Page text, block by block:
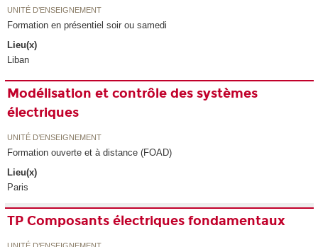
UNITÉ D’ENSEIGNEMENT
Formation en présentiel soir ou samedi
Lieu(x)
Liban
Modélisation et contrôle des systèmes
électriques
UNITÉ D’ENSEIGNEMENT
Formation ouverte et à distance (FOAD)
Lieu(x)
Paris
TP Composants électriques fondamentaux